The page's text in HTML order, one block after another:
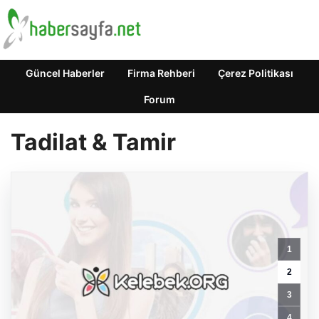
Güncel Haberler Firma Rehberi Çerez Politikası
Forum
Tadilat & Tamir
1
2
3